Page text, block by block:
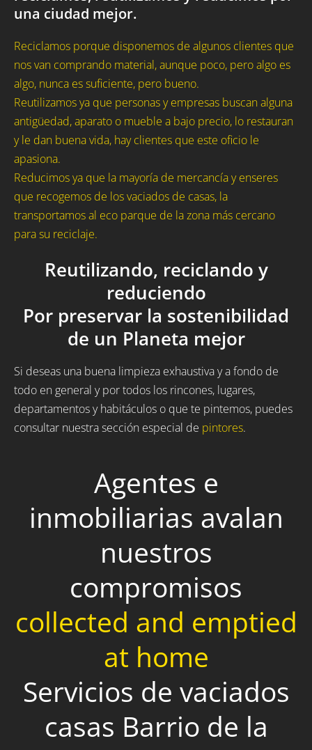
una ciudad mejor.
Reciclamos porque disponemos de algunos clientes que
nos van comprando material, aunque poco, pero algo es
algo, nunca es suficiente, pero bueno.
Reutilizamos ya que personas y empresas buscan alguna
antigüedad, aparato o mueble a bajo precio, lo restauran
y le dan buena vida, hay clientes que este oficio le
apasiona.
Reducimos ya que la mayoría de mercancía y enseres
que recogemos de los vaciados de casas, la
transportamos al eco parque de la zona más cercano
para su reciclaje.
Reutilizando, reciclando y
reduciendo
Por preservar la sostenibilidad
de un Planeta mejor
Si deseas una buena limpieza exhaustiva y a fondo de
todo en general y por todos los rincones, lugares,
departamentos y habitáculos o que te pintemos, puedes
consultar nuestra sección especial de pintores.
Agentes e
inmobiliarias avalan
nuestros
compromisos
collected and emptied
at home
Servicios de vaciados
casas Barrio de la